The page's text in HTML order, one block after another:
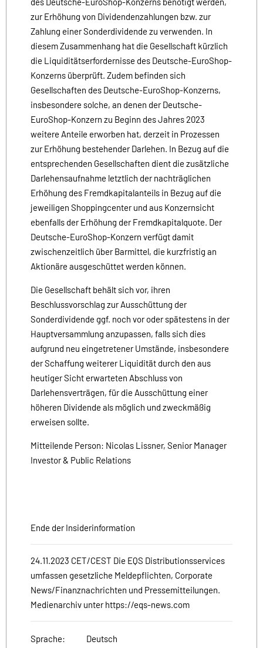
zur Erhöhung von Dividendenzahlungen bzw. zur
Zahlung einer Sonderdividende zu verwenden. In
diesem Zusammenhang hat die Gesellschaft kürzlich
die Liquiditätserfordernisse des Deutsche-EuroShop-
Konzerns überprüft. Zudem befinden sich
Gesellschaften des Deutsche-EuroShop-Konzerns,
insbesondere solche, an denen der Deutsche-
EuroShop-Konzern zu Beginn des Jahres 2023
weitere Anteile erworben hat, derzeit in Prozessen
zur Erhöhung bestehender Darlehen. In Bezug auf die
entsprechenden Gesellschaften dient die zusätzliche
Darlehensaufnahme letztlich der nachträglichen
Erhöhung des Fremdkapitalanteils in Bezug auf die
jeweiligen Shoppingcenter und aus Konzernsicht
ebenfalls der Erhöhung der Fremdkapitalquote. Der
Deutsche-EuroShop-Konzern verfügt damit
zwischenzeitlich über Barmittel, die kurzfristig an
Aktionäre ausgeschüttet werden können.
Die Gesellschaft behält sich vor, ihren
Beschlussvorschlag zur Ausschüttung der
Sonderdividende ggf. noch vor oder spätestens in der
Hauptversammlung anzupassen, falls sich dies
aufgrund neu eingetretener Umstände, insbesondere
der Schaffung weiterer Liquidität durch den aus
heutiger Sicht erwarteten Abschluss von
Darlehensverträgen, für die Ausschüttung einer
höheren Dividende als möglich und zweckmäßig
erweisen sollte.
Mitteilende Person: Nicolas Lissner, Senior Manager
Investor & Public Relations
Ende der Insiderinformation
24.11.2023 CET/CEST Die EQS Distributionsservices
umfassen gesetzliche Meldepflichten, Corporate
News/Finanznachrichten und Pressemitteilungen.
Medienarchiv unter https://eqs-news.com
Sprache:
Deutsch